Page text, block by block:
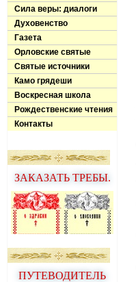
Сила веры: диалоги
Духовенство
Газета
Орловские святые
Святые источники
Камо грядеши
Воскресная школа
Рождественские чтения
Контакты
ЗАКАЗАТЬ ТРЕБЫ.
ПУТЕВОДИТЕЛЬ